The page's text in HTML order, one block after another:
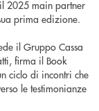
2025 main partner
prima edizione.
il Gruppo Cassa
firma il Book
ciclo di incontri che
le testimonianze